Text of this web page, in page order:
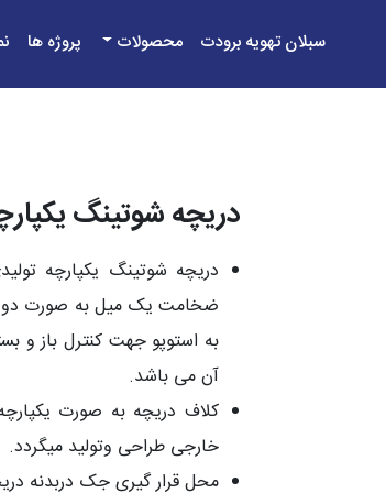
سبلان تهویه برودت محصولات پروژه ها
دریچه شوتینگ
دریچه شوتینگ یکپارچه
ضخامت یک میل به صورت دو
به استوپو جهت کنترل باز
آن می باشد.
کلاف دریچه به صورت
خارجی طراحی وتولید میگردد.
محل قرار گیری جک دربدنه